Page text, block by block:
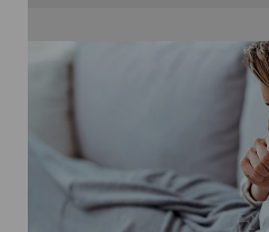
Bitte aktivieren Sie die
den Cookie-
Cookie-